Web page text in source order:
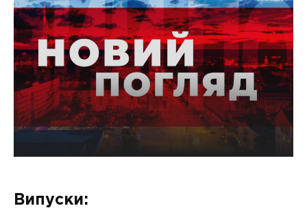
УКРАЇНА
Випуски: